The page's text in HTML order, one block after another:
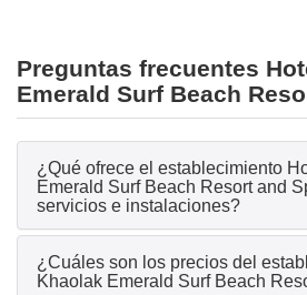
Preguntas frecuentes
Emerald Surf Beach
¿Qué ofrece el establecimiento
Emerald Surf Beach Resort and
servicios e instalaciones?
¿Cuáles son los precios del
Khaolak Emerald Surf Beach